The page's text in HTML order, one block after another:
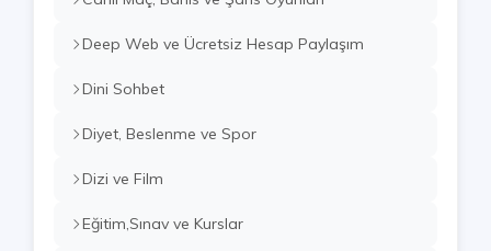
Deep Web ve Ücretsiz Hesap Paylaşım
Dini Sohbet
Diyet, Beslenme ve Spor
Dizi ve Film
Eğitim,Sınav ve Kurslar